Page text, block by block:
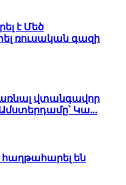
է Մեծ
ռուսական գազի
վտանգավոր
Կա...
հաղթահարել են